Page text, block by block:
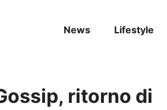
News Lifestyle
ritorno di